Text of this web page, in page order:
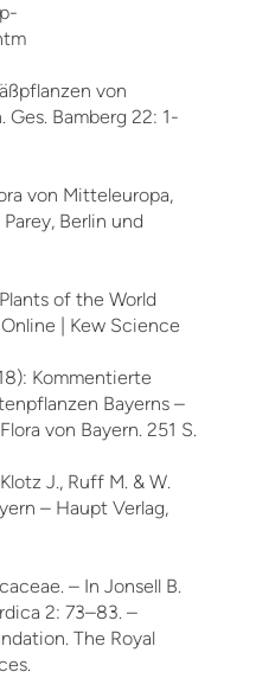
von
Ges. Bamberg 22: 1-
von Mitteleuropa,
Berlin und
of the World
| Kew Science
Kommentierte
Bayerns –
von Bayern. 251 S.
J., Ruff M. & W.
– Haupt Verlag,
– In Jonsell B.
2: 73–83. –
The Royal